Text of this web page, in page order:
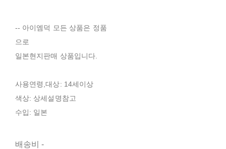
-- 아이엠덕 모든 상품은 정품
으로
일본현지판매 상품입니다.
사용연령,대상: 14세이상
색상: 상세설명참고
수입: 일본
배송비-